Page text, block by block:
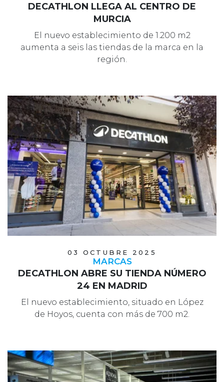
DECATHLON LLEGA AL CENTRO DE
MURCIA
El nuevo establecimiento de 1.200 m2
aumenta a seis las tiendas de la marca en la
región.
03 OCTUBRE 2025
MARCAS
DECATHLON ABRE SU TIENDA NÚMERO
24 EN MADRID
El nuevo establecimiento, situado en López
de Hoyos, cuenta con más de 700 m2.